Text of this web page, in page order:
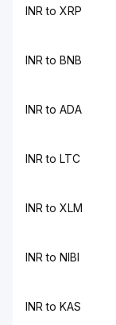
INR to XRP
INR to BNB
INR to ADA
INR to LTC
INR to XLM
INR to NIBI
INR to KAS